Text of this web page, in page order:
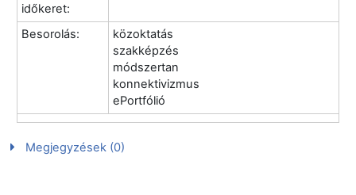
időkeret:
Besorolás:
közoktatás
szakképzés
módszertan
konnektivizmus
ePortfólió
Megjegyzések (0)